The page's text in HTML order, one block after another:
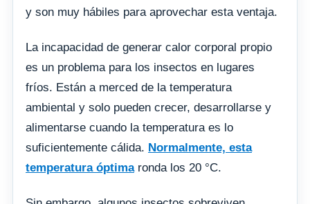
y son muy hábiles para aprovechar esta ventaja.
La incapacidad de generar calor corporal propio
es un problema para los insectos en lugares
fríos. Están a merced de la temperatura
ambiental y solo pueden crecer, desarrollarse y
alimentarse cuando la temperatura es lo
suficientemente cálida. Normalmente, esta
temperatura óptimaronda los 20 °C.